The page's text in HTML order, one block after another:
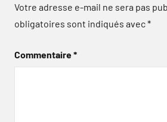
Votre adresse e-mail ne sera pas
obligatoires sont indiqués avec*
Commentaire*